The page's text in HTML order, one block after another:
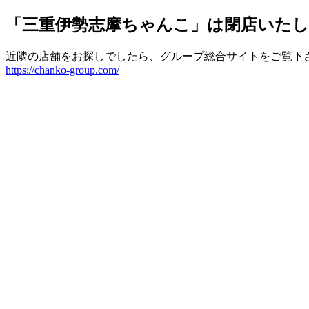
「三重伊勢志摩ちゃんこ」は閉店いたし
近隣の店舗をお探しでしたら、グループ総合サイトをご覧下
https://chanko-group.com/